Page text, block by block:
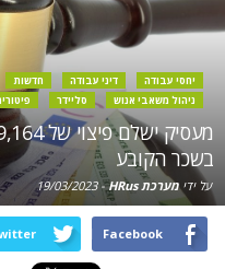
יחסי עבודה דיני עבודה חדשות
ניהול משאבי אנוש
סליידר
בשכר הקובע
על ידימערכת HRus -
19/03/2023
Facebook